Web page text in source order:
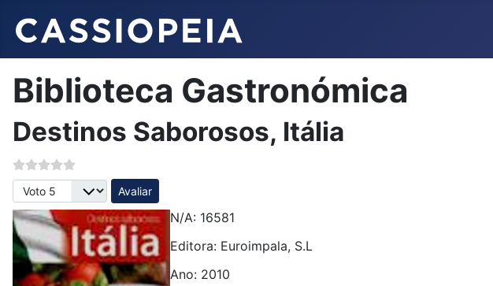
Biblioteca Gastronómica
Destinos Saborosos, Itália
Avalie, por favor
N/A: 16581
Editora: Euroimpala, S.L
Ano: 2010